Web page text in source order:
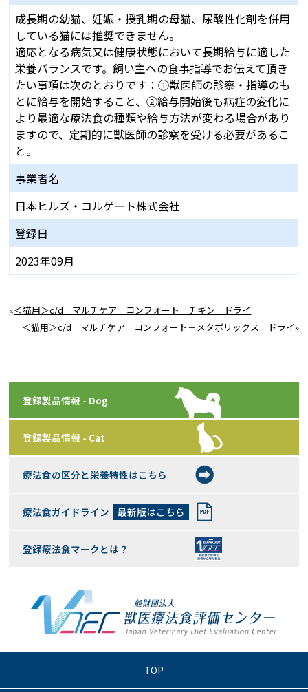
成⻑期の幼猫、妊娠・授乳期の⺟猫、尿酸性化剤を併⽤
している猫には推奨できません。
適応となる病気⼜は健康状態において⻑期給与に適した
栄養バランスです。飼い主への⾷事指導でお伝えて頂き
たい事項は次のとおりです：①獣医師の診察・指導のも
とに給与を開始すること、②給与開始後も病症の変化に
より最適な療法⾷の種類や給与⽅法が変わる場合があり
ますので、定期的に獣医師の診察を受ける必要があるこ
と。
事業者名
⽇本ヒルズ・コルゲート株式会社
登録日
2023年09月
«＜猫用＞c/d マルチケア コンフォート チキン ドライ
＜猫用＞c/d マルチケア コンフォート＋メタボリックス ドライ»
登録製品情報 - Dog
登録製品情報 - Cat
療法食の区分と栄養特性はこちら
療法食ガイドライン 最新版はこちら
登録療法食マークとは？
TOP